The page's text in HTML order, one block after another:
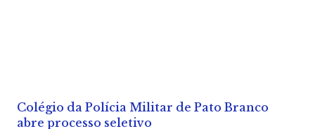
Colégio da Polícia Militar de Pato Branco
abre processo seletivo